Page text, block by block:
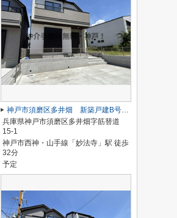
神戸市須磨区多井畑 新築戸建B号棟 仲介手数料無料！
兵庫県神戸市須磨区多井畑字筋替道
15-1
神戸市西神・山手線「妙法寺」駅 徒歩
32分
予定